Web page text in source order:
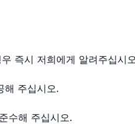
즉시 저희에게 알려주십시
해 주십시오.
수해 주십시오.